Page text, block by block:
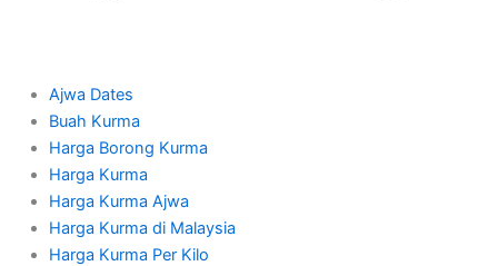
Ajwa Dates
Buah Kurma
Harga Borong Kurma
Harga Kurma
Harga Kurma Ajwa
Harga Kurma di Malaysia
Harga Kurma Per Kilo